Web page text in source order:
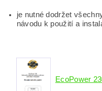
je nutné dodržet
návodu k použití a
EcoPower